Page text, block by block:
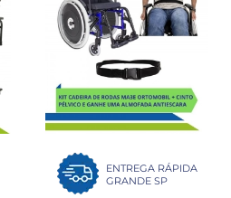
ENTREGA RÁPIDA
GRANDE SP